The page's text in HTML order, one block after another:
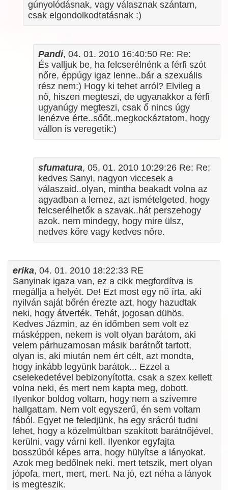
gúnyolódásnak, vagy válasznak szántam,
csak elgondolkodtatásnak :)
Pandi, 04. 01. 2010 16:40:50 Re: Re:
És valljuk be, ha felcserélnénk a férfi szót
nőre, éppúgy igaz lenne..bár a szexuális
rész nem:) Hogy ki tehet arról? Elvileg a
nő, hiszen megteszi, de ugyanakkor a férfi
ugyanúgy megteszi, csak ő nincs úgy
lenézve érte..sőőt..megkockáztatom, hogy
vállon is veregetik:)
sfumatura, 05. 01. 2010 10:29:26 Re: Re:
kedves Sanyi, nagyon viccesek a
válaszaid..olyan, mintha beakadt volna az
agyadban a lemez, azt ismételgeted, hogy
felcserélhetők a szavak..hát perszehogy
azok. nem mindegy, hogy mire ülsz,
nedves kőre vagy kedves nőre.
erika, 04. 01. 2010 18:22:33 RE
Sanyinak igaza van, ez a cikk megfordítva is
megállja a helyét. De! Ezt most egy nő írta, aki
nyilván saját bőrén érezte azt, hogy hazudtak
neki, hogy átverték. Tehát, jogosan dühös.
Kedves Jázmin, az én időmben sem volt ez
másképpen, nekem is volt olyan barátom, aki
velem párhuzamosan másik barátnőt tartott,
olyan is, aki miután nem ért célt, azt mondta,
hogy inkább legyünk barátok... Ezzel a
cselekedetével bebizonyította, csak a szex kellett
volna neki, és mert nem kapta meg, dobott.
Ilyenkor boldog voltam, hogy nem a szívemre
hallgattam. Nem volt egyszerű, én sem voltam
fából. Egyet ne feledjünk, ha egy srácról tudni
lehet, hogy a közelmúltban szakított barátnőjével,
kerülni, vagy várni kell. Ilyenkor egyfajta
bosszúból képes arra, hogy hülyítse a lányokat.
Azok meg bedőlnek neki. mert tetszik, mert olyan
jópofa, mert, mert, mert. Na jó, ezt néha a lányok
is megteszik.